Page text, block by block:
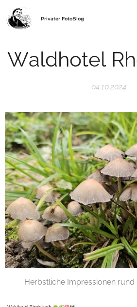
Privater FotoBlog
Waldhotel
04.10.2024
Herbstliche Impressionen